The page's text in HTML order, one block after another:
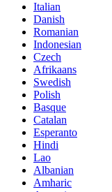
Italian
Danish
Romanian
Indonesian
Czech
Afrikaans
Swedish
Polish
Basque
Catalan
Esperanto
Hindi
Lao
Albanian
Amharic